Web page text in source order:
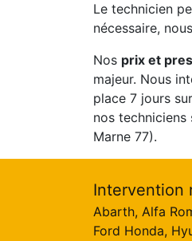
Le technicien
nécessaire,
Nos prix et
majeur. Nous
place 7 jours
nos
Marne 77).
Intervention
Abarth, Alfa
Ford Honda,